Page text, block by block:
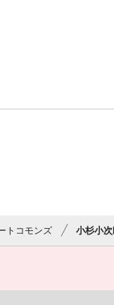
トコモンズ 小杉小